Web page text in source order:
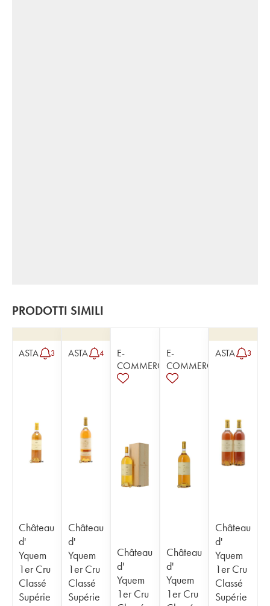
PRODOTTI SIMILI
ASTA 3
Château
d'
Yquem
1er Cru
Classé
Supérie
ASTA 4
Château
d'
Yquem
1er Cru
Classé
Supérie
E-
COMMERCE
Château
d'
Yquem
1er Cru
E-
COMMERCE
Château
d'
Yquem
1er Cru
ASTA 3
Château
d'
Yquem
1er Cru
Classé
Supérie